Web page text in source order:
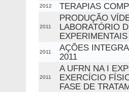
2012 TERAPIAS
2011
PRODUÇÃO
LABORATÓRIO
EXPERIMENTAIS
2011
AÇÕES
2011
2011
A UFRN NA I
EXERCÍCIO
FASE DE